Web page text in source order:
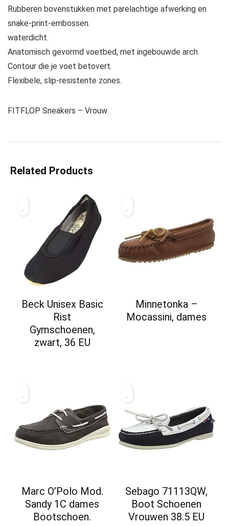
Rubberen bovenstukken met parelachtige afwerking en
snake-print-embossen.
waterdicht.
Anatomisch gevormd voetbed, met ingebouwde arch
Contour die je voet betovert.
Flexibele, slip-resistente zones.
FITFLOP Sneakers – Vrouw
Related Products
Beck Unisex Basic
Rist
Gymschoenen,
zwart, 36 EU
Minnetonka –
Mocassini, dames
Marc O’Polo Mod.
Sandy 1C dames
Bootschoen.
Sebago 71113QW,
Boot Schoenen
Vrouwen 38.5 EU